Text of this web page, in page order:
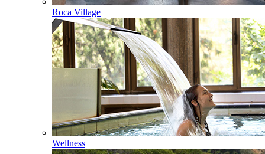
Roca Village
Wellness